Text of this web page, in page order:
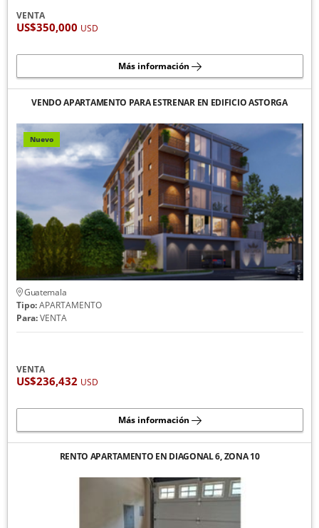
VENTA
US$350,000 USD
Más información
VENDO APARTAMENTO PARA ESTRENAR EN EDIFICIO ASTORGA
Nuevo
Guatemala
Tipo:APARTAMENTO
Para:VENTA
VENTA
US$236,432 USD
Más información
RENTO APARTAMENTO EN DIAGONAL 6, ZONA 10